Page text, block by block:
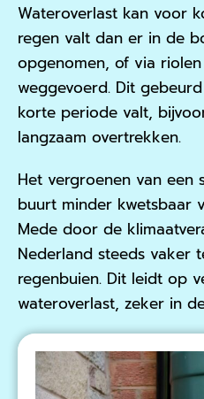
Wateroverlast kan voor
regen valt dan er in de
opgenomen, of via
weggevoerd. Dit
korte periode valt,
langzaam overtrekken.
Het vergroenen van een
buurt minder kwetsbaar
Mede door de
Nederland steeds vaker
regenbuien. Dit leidt op
wateroverlast, zeker in